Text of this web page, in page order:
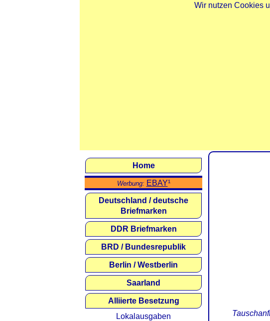
Wir nutzen Cookies
Home
Werbung: EBAY¹
Deutschland / deutsche
Briefmarken
DDR Briefmarken
BRD / Bundesrepublik
Berlin / Westberlin
Saarland
Alliierte Besetzung
Lokalausgaben